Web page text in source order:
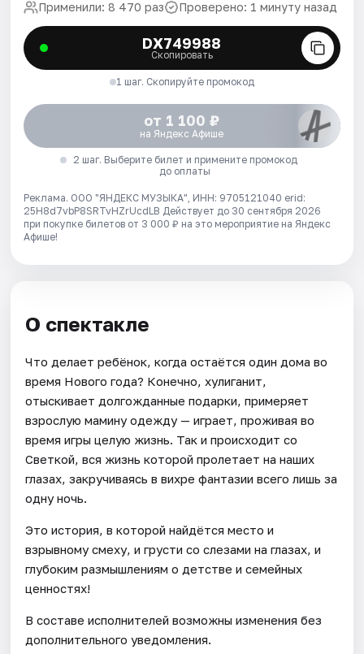
Применили: 8 470 раз Проверено: 1 минуту назад
DX749988
Скопировать
1 шаг. Скопируйте промокод
от 1 100 ₽
на Яндекс Афише
2 шаг. Выберите билет и примените промокод
до оплаты
Реклама. ООО "ЯНДЕКС МУЗЫКА", ИНН: 9705121040 erid:
25H8d7vbP8SRTvHZrUcdLB Действует до 30 сентября 2026
при покупке билетов от 3 000 ₽ на это мероприятие на Яндекс
Афише!
О спектакле
Что делает ребёнок, когда остаётся один дома во
время Нового года? Конечно, хулиганит,
отыскивает долгожданные подарки, примеряет
взрослую мамину одежду — играет, проживая во
время игры целую жизнь. Так и происходит со
Светкой, вся жизнь которой пролетает на наших
глазах, закручиваясь в вихре фантазии всего лишь за
одну ночь.
Это история, в которой найдётся место и
взрывному смеху, и грусти со слезами на глазах, и
глубоким размышлениям о детстве и семейных
ценностях!
В составе исполнителей возможны изменения без
дополнительного уведомления.